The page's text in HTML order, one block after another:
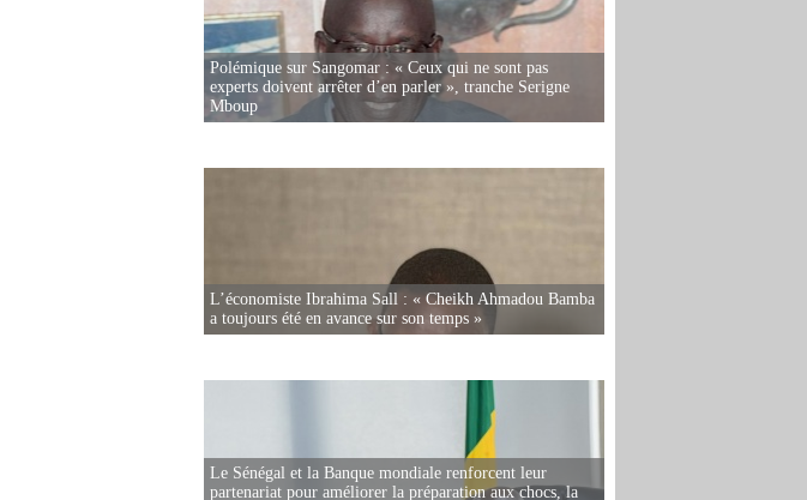
Polémique sur Sangomar : « Ceux qui ne sont pas
experts doivent arrêter d’en parler », tranche Serigne
Mboup
L’économiste Ibrahima Sall : « Cheikh Ahmadou Bamba
a toujours été en avance sur son temps »
Le Sénégal et la Banque mondiale renforcent leur
partenariat pour améliorer la préparation aux chocs, la